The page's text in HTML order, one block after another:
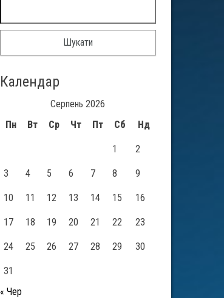
Календар
Серпень 2026
Пн
Вт Ср Чт Пт Сб Нд
1 2
3 4 5 6 7 8 9
10 11 12 13 14 15 16
17 18 19 20 21 22 23
24 25 26 27 28 29 30
31
« Чер